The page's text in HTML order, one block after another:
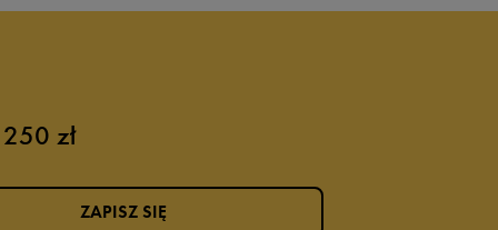
zł
ZAPISZ SIĘ